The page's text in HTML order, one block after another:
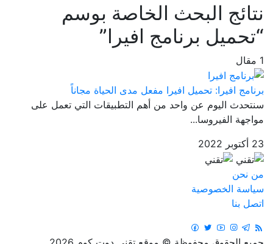
نتائج البحث الخاصة بوسم
“تحميل برنامج افيرا”
1 مقال
برنامج افيرا: تحميل افيرا مفعل مدى الحياة مجاناً
سنتحدث اليوم عن واحد من أهم التطبيقات التي تعمل على
مواجهة الفيروسا...
23 أكتوبر 2022
من نحن
سياسة الخصوصية
اتصل بنا